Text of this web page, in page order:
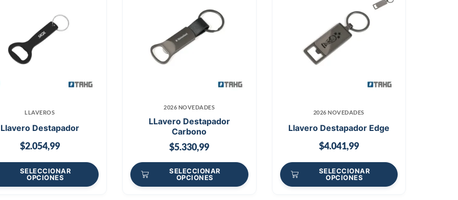
LLAVEROS
Llavero Destapador
$2.054,99
SELECCIONAR
OPCIONES
2026 NOVEDADES
LLavero Destapador
Carbono
$5.330,99
SELECCIONAR
OPCIONES
2026 NOVEDADES
Llavero Destapador Edge
$4.041,99
SELECCIONAR
OPCIONES